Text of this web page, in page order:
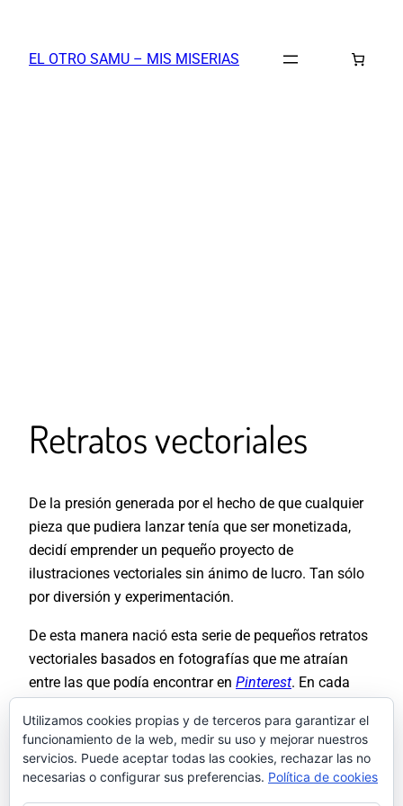
contenido
EL OTRO SAMU – MIS MISERIAS
Retratos vectoriales
De la presión generada por el hecho de que cualquier
pieza que pudiera lanzar tenía que ser monetizada,
decidí emprender un pequeño proyecto de
ilustraciones vectoriales sin ánimo de lucro. Tan sólo
por diversión y experimentación.
De esta manera nació esta serie de pequeños retratos
vectoriales basados en fotografías que me atraían
entre las que podía encontrar en Pinterest. En cada
los pormenores de ilustrar con vectores. En el proceso
también intentaba poner en valor y reconocer el
trabajo de los fotógrafos detrás de mis referencias.
Pinteresttermina por invisibilizar a los verdaderos
Utilizamos cookies propias y de terceros para garantizar el
funcionamiento de la web, medir su uso y mejorar nuestros
servicios. Puede aceptar todas las cookies, rechazar las no
necesarias o configurar sus preferencias. Política de cookies